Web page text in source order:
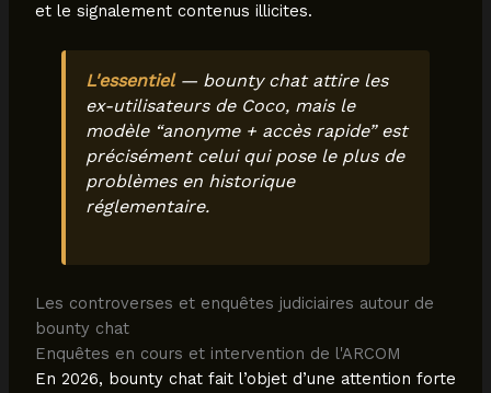
et le signalement contenus illicites.
L'essentiel— bounty chat attire les
ex-utilisateurs de Coco, mais le
modèle “anonyme + accès rapide” est
précisément celui qui pose le plus de
problèmes en historique
réglementaire.
Les controverses et enquêtes judiciaires autour de
bounty chat
Enquêtes en cours et intervention de l'ARCOM
En 2026, bounty chat fait l’objet d’une attention forte